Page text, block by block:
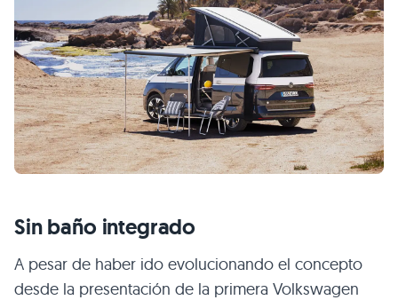
Sin baño integrado
A pesar de haber ido evolucionando el concepto
desde la presentación de la primera Volkswagen